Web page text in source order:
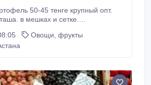
50-45 тенге крупный опт.
в мешках и сетке.
Овощи, фрукты